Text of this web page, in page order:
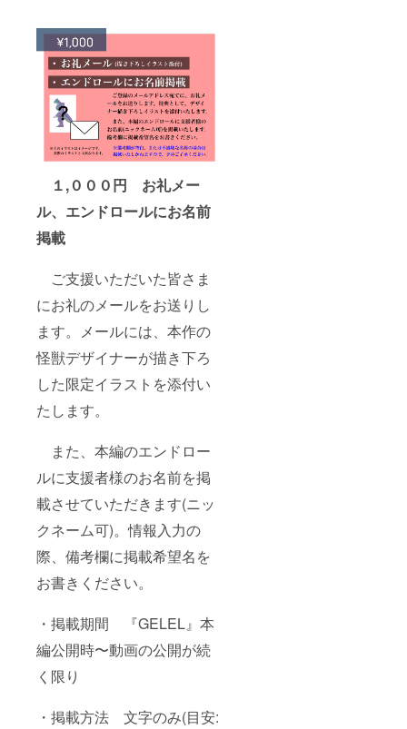
１,０００円 お礼メー
ル、エンドロールにお名前
掲載
ご支援いただいた皆さま
にお礼のメールをお送りし
ます。メールには、本作の
怪獣デザイナーが描き下ろ
した限定イラストを添付い
たします。
また、本編のエンドロー
ルに支援者様のお名前を掲
載させていただきます(ニッ
クネーム可)。情報入力の
際、備考欄に掲載希望名を
お書きください。
・掲載期間 『GELEL』本
編公開時〜動画の公開が続
く限り
・掲載方法 文字のみ(目安: